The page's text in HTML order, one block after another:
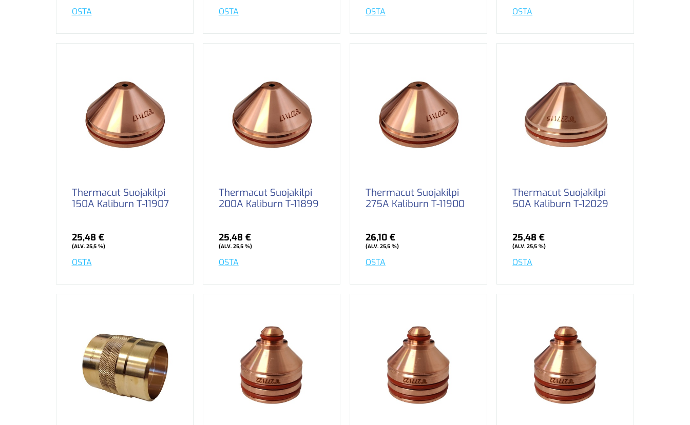
OSTA OSTA OSTA OSTA
Thermacut Suojakilpi
150A Kaliburn T-11907
25,48 €
(ALV. 25,5 %)
OSTA
Thermacut Suojakilpi
200A Kaliburn T-11899
25,48 €
(ALV. 25,5 %)
OSTA
Thermacut Suojakilpi
275A Kaliburn T-11900
26,10 €
(ALV. 25,5 %)
OSTA
Thermacut Suojakilpi
50A Kaliburn T-12029
25,48 €
(ALV. 25,5 %)
OSTA